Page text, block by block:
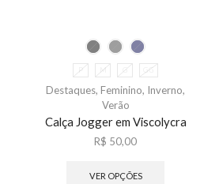
P M G GG
Destaques, Feminino, Inverno,
Verão
Calça Jogger em Viscolycra
R$ 50,00
VER OPÇÕES